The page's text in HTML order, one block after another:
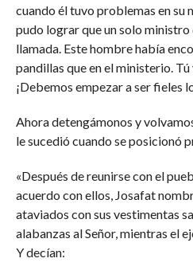
cuando él tuvo problemas en su
pudo lograr que un solo ministro
llamada. Este hombre había
pandillas que en el ministerio.
¡Debemos empezar a ser fieles
Ahora detengámonos y
le sucedió cuando se posicionó
«Después de reunirse con el
acuerdo con ellos, Josafat
ataviados con sus vestimentas
alabanzas al Señor, mientras el
Y decían: